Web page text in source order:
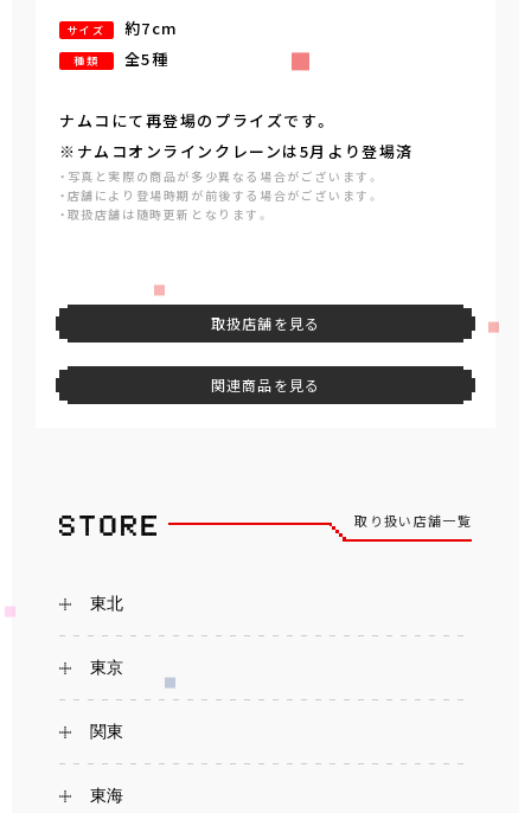
サイズ 約7cm
種類 全5種
ナムコにて再登場のプライズです。
※ナムコオンラインクレーンは5月より登場済
・写真と実際の商品が多少異なる場合がございます。
・店舗により登場時期が前後する場合がございます。
・取扱店舗は随時更新となります。
取扱店舗を見る
関連商品を見る
取り扱い店舗一覧
東北
東京
関東
東海